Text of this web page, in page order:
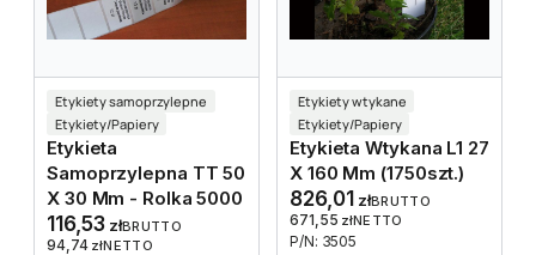
Etykiety samoprzylepne
Etykiety/Papiery
Etykieta
Samoprzylepna TT 50
X 30 Mm - Rolka 5000
116,53 złBRUTTO
94,74 złNETTO
Etykiety wtykane
Etykiety/Papiery
Etykieta Wtykana L1 27
X 160 Mm (1750szt.)
826,01 złBRUTTO
671,55 złNETTO
P/N: 3505